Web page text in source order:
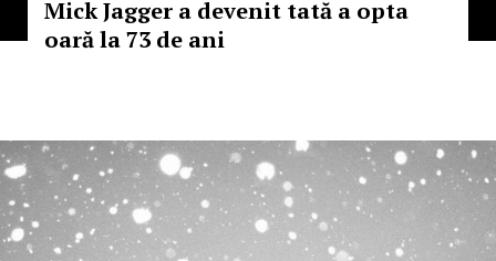
Mick Jagger a devenit tată a opta
oară la 73 de ani